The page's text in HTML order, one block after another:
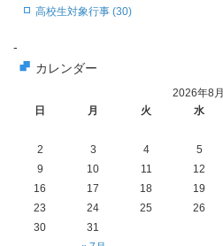
高校生対象行事 (30)
-
カレンダー
2026年8月
日
月 火 水
2
3 4 5
9
10 11 12
16
17 18 19
23
24 25 26
30
31